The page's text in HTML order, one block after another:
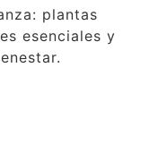
plantas
esenciales y